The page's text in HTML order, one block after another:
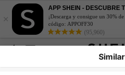
×
APP SHEIN - DESCUBRE
¡Descarga y consigue un 30%
código: APPOFF30
(95,960)
Similar